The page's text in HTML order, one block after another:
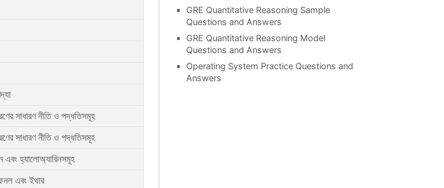
সাধারণ নীতি ও পদ্ধতিসমূহ
সাধারণ নীতি ও পদ্ধতিসমূহ
এবং হ্যালোঅ্যারিনসমূহ
এবং ইথার
GRE Quantitative Reasoning Sample
Questions and Answers
GRE Quantitative Reasoning Model
Questions and Answers
Operating System Practice Questions and
Answers